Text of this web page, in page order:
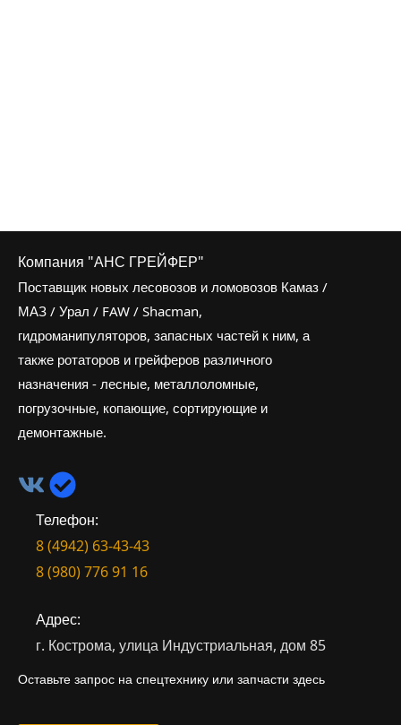
Компания "АНС ГРЕЙФЕР"
Поставщик новых лесовозов и ломовозов Камаз /
МАЗ / Урал / FAW / Shacman,
гидроманипуляторов, запасных частей к ним, а
также ротаторов и грейферов различного
назначения - лесные, металлоломные,
погрузочные, копающие, сортирующие и
демонтажные.
Телефон:
8 (4942) 63-43-43
8 (980) 776 91 16
Адрес:
г. Кострома, улица Индустриальная, дом 85
Оставьте запрос на спецтехнику или запчасти здесь